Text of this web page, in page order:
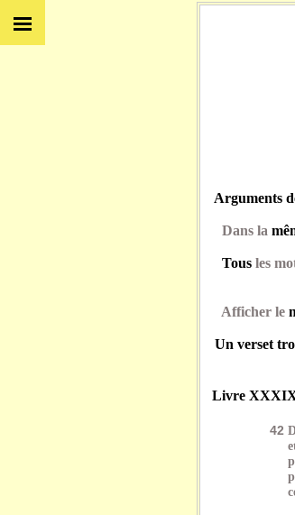
Arguments
Dans la
Tous les
Afficher le
Un verset
Livre XXXIX,
42